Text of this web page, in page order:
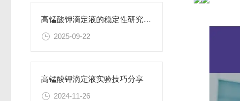
高锰酸钾滴定液的稳定性研究与保存条件优化
2025-09-22
高锰酸钾滴定液实验技巧分享
2024-11-26